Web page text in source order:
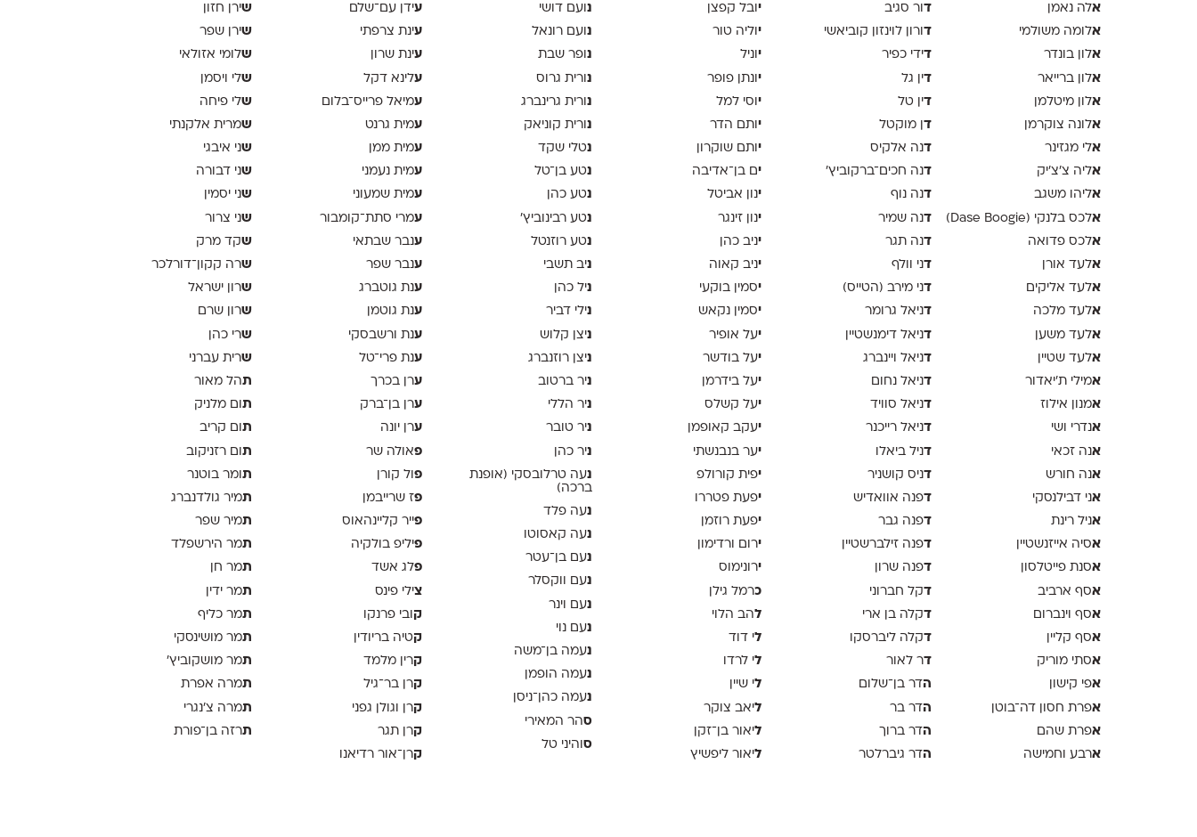
אלה נאמן
אלומה משולמי
אלון בונדר
אלון ברייאר
אלון מיטלמן
אלונה צוקרמן
אלי מגזינר
אליה צ׳צ׳יק
אליהו משגב
אלכס בלנקי (Dase Boogie)
אלכס פדואה
אלעד אורן
אלעד אליקים
אלעד מלכה
אלעד משען
אלעד שטיין
אמילי ת׳יאדור
אמנון אילוז
אנדרי ושי
אנה זכאי
אנה חורש
אני דבילנסקי
אניל רינת
אסיה אייזנשטיין
אסנת פייטלסון
אסף ארביב
אסף וינברום
אסף קליין
אסתי מוריק
אפי קישון
אפרת חסון דה־בוטן
אפרת שהם
ארבע וחמישה
ד ור סגיב
ד ורון לוינזון קוביאשי
דידי כפיר
דין גל
דין טל
ד ן מוקטל
דנה אלקיס
דנה חכים־ברקוביץ׳
דנה נוף
דנה שמיר
דנה תגר
דני וולף
דני מירב (הטייס)
דניאל גרומר
דניאל דימנשטיין
דניאל ויינברג
דניאל נחום
דניאל סוויד
דניאל רייכנר
דניל ביאלו
דניס קושניר
דפנה אוואדיש
דפנה גבר
דפנה זילברשטיין
דפנה שרון
דקל חברוני
דקלה בן ארי
דקלה ליברסקו
דר לאור
הדר בן־שלום
הדר בר
הדר ברוך
הדר גיברלטר
יובל קפצן
יוליה טור
יוניל
יונתן פופר
יוסי למל
יותם הדר
יותם שוקרון
ים בן־אדיבה
ינון אביטל
ינון זינגר
יניב כהן
יניב קאוה
יסמין בוקעי
יסמין נקאש
יעל אופיר
יעל בודשר
יעל בידרמן
יעל קשלס
יעקב קאופמן
יער בנבנשתי
יפית קורולפ
יפעת פטררו
יפעת רוזמן
ירום ורדימון
ירונימוס
כרמל גילן
להב הלוי
לי דוד
לי לרדו
לי שיין
ליאב צוקר
ליאור בן־זקן
ליאור ליפשיץ
נ ועם דושי
נ ועם רונאל
נ ופר שבת
נ ורית גרוס
נ ורית גרינברג
נ ורית קוניאק
נטלי שקד
נטע בן־טל
נטע כהן
נטע רבינוביץ׳
נטע רוזנטל
ניב תשבי
ניל כהן
נילי דביר
ניצן קלוש
ניצן רוזנברג
ניר ברטוב
ניר הללי
ניר טובר
ניר כהן
נעה טרלובסקי (אופנת
ברכה)
נעה פלד
נעה קאסוטו
נעם בן־עטר
נעם ווקסלר
נעם וינר
נעם נוי
נעמה בן־משה
נעמה הופמן
נעמה כהן־ניסן
סהר המאירי
ס והיני טל
עידן עם־שלם
עינת צרפתי
עינת שרון
עלינא דקל
עמיאל פרייס־בלום
עמית גרנט
עמית ממן
עמית נעמני
עמית שמעוני
עמרי סתת־קומבור
ענבר שבתאי
ענבר שפר
ענת גוטברג
ענת גוטמן
ענת ורשבסקי
ענת פרי־טל
ערן בכרך
ערן בן־ברק
ערן יונה
פאולה שר
פ ול קורן
פז שרייבמן
פייר קליינהאוס
פיליפ בולקיה
פלג אשד
צילי פינס
ק ובי פרנקו
קטיה בריודין
קרין מלמד
קרן בר־גיל
קרן וגולן גפני
קרן תגר
קרן־אור רדיאנו
שירן חזון
שירן שפר
שלומי אזולאי
שלי ויסמן
שלי פיחה
שמרית אלקנתי
שני איבגי
שני דבורה
שני יסמין
שני צרור
שקד מרק
שרה קקון־דורלכר
שרון ישראל
שרון שרם
שרי כהן
שרית עברני
תהל מאור
תום מלניק
תום קריב
תום רזניקוב
תומר בוטנר
תמיר גולדנברג
תמיר שפר
תמר הירשפלד
תמר חן
תמר ידין
תמר כליף
תמר מושינסקי
תמר מושקוביץ'
תמרה אפרת
תמרה צ׳נגרי
תרזה בן־פורת